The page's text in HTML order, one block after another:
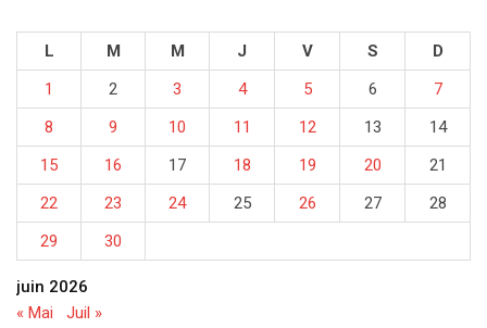
juin 2026
L M M J V S
D
1
2 3 4 5 6
7
8
9 10 11 12 13
14
15
16 17 18 19 20
21
22
23 24 25 26 27
28
29
30
« Mai Juil »